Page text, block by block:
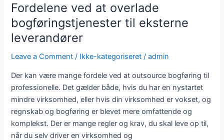
Fordelene ved at overlade
bogføringstjenester til eksterne
leverandører
Leave a Comment / Ikke-kategoriseret /admin
Der kan være mange fordele ved at outsource bogføring til
professionelle. Det gælder både, hvis du har en nystartet
mindre virksomhed, eller hvis din virksomhed er vokset, og
regnskab og bogføring er blevet mere omfattende og
komplekst. Der er mange regler og krav, du skal leve op til,
når du selv driver en virksomhed og